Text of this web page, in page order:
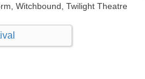
Witchbound, Twilight Theatre